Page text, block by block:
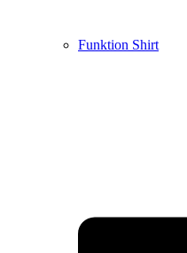
Funktion Shirt